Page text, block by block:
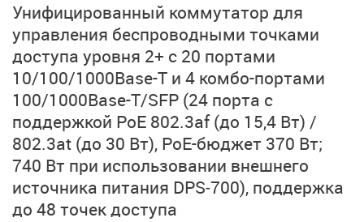
Унифицированный коммутатор для
управления беспроводными точками
доступа уровня 2+ с 20 портами
10/100/1000Base-T и 4 комбо-портами
100/1000Base-T/SFP (24 порта с
поддержкой PoE 802.3af(до 15,4 Вт) /
802.3at (до 30 Вт), PoE-бюджет 370 Вт;
740 Вт при использовании внешнего
источника питания DPS‑700), поддержка
до 48 точек доступа